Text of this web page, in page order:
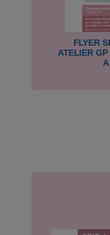
FLYER
ATELIER